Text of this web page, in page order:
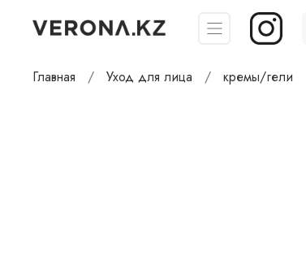
Главная Уход для лица кремы/гели